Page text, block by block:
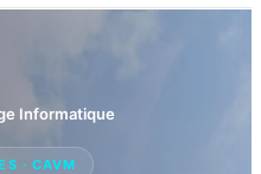
Informatique
· CAVM